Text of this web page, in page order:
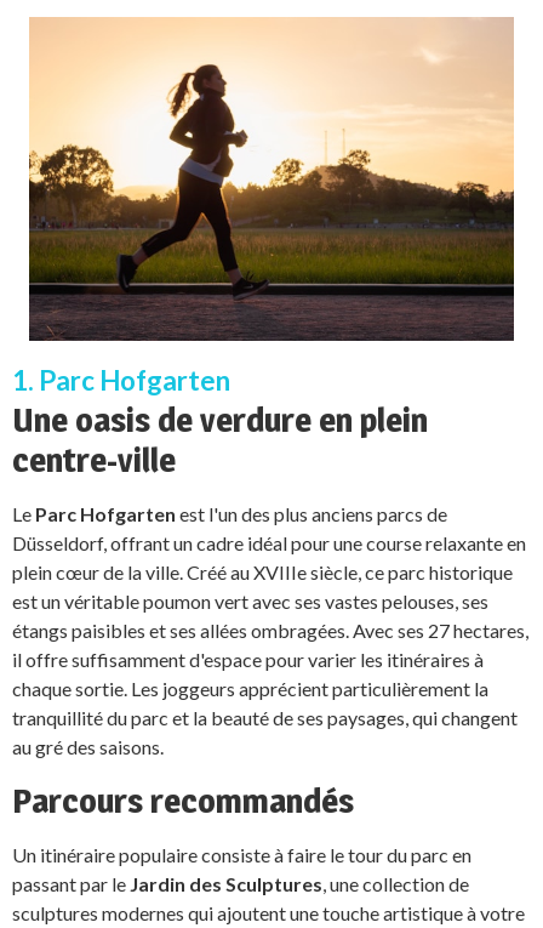
1. Parc Hofgarten
Une oasis de verdure en plein
centre-ville
Le Parc Hofgarten est l'un des plus anciens parcs de
Düsseldorf, offrant un cadre idéal pour une course relaxante en
plein cœur de la ville. Créé au XVIIIe siècle, ce parc historique
est un véritable poumon vert avec ses vastes pelouses, ses
étangs paisibles et ses allées ombragées. Avec ses 27 hectares,
il offre suffisamment d'espace pour varier les itinéraires à
chaque sortie. Les joggeurs apprécient particulièrement la
tranquillité du parc et la beauté de ses paysages, qui changent
au gré des saisons.
Parcours recommandés
Un itinéraire populaire consiste à faire le tour du parc en
passant par le Jardin des Sculptures , une collection de
sculptures modernes qui ajoutent une touche artistique à votre